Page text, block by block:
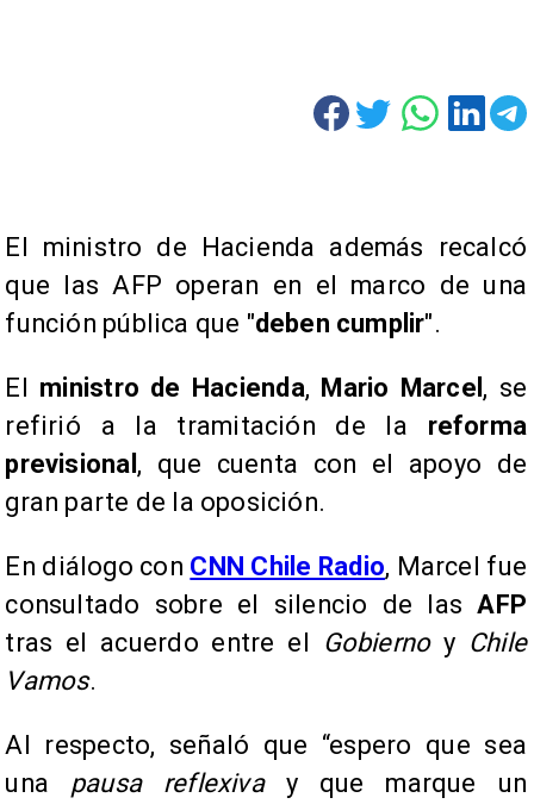
El ministro de Hacienda además recalcó
que las AFP operan en el marco de una
función pública que "deben cumplir".
El ministro de Hacienda, Mario Marcel , se
refirió a la tramitación de la reforma
previsional , que cuenta con el apoyo de
gran parte de la oposición.
En diálogo con CNN Chile Radio, Marcel fue
consultado sobre el silencio de lasAFP
tras el acuerdo entre el Gobiernoy Chile
Vamos.
Al respecto, señaló que “espero que sea
una pausa reflexivay que marque un